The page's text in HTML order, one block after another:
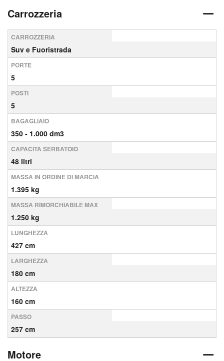
Carrozzeria
CARROZZERIA
Suv e Fuoristrada
PORTE
5
POSTI
5
BAGAGLIAIO
350 - 1.000 dm3
CAPACITÀ SERBATOIO
48 litri
MASSA IN ORDINE DI MARCIA
1.395 kg
MASSA RIMORCHIABILE MAX
1.250 kg
LUNGHEZZA
427 cm
LARGHEZZA
180 cm
ALTEZZA
160 cm
PASSO
257 cm
Motore